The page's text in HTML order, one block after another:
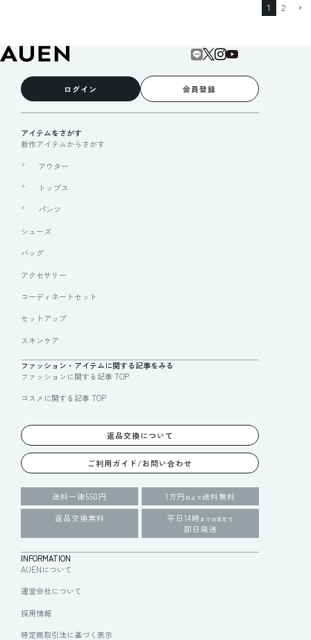
1
2
ログイン 会員登録
アイテムをさがす
新作アイテムからさがす
アウター
トップス
パンツ
シューズ
バッグ
アクセサリー
コーディネートセット
セットアップ
スキンケア
ファッション・アイテムに関する記事をみる
ファッションに関する記事 TOP
コスメに関する記事 TOP
返品交換について
ご利用ガイド/お問い合わせ
送料一律550円 1万円 以上で送料無料
返品交換無料
平日14時 までの注文で
即日発送
INFORMATION
AUENについて
運営会社について
採用情報
特定商取引法に基づく表示